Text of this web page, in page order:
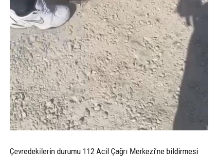
Çevredekilerin durumu 112 Acil Çağrı Merkezi’ne bildirmesi